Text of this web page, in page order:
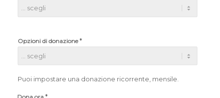
Opzioni di donazione*
Puoi impostare una donazione ricorrente, mensile.